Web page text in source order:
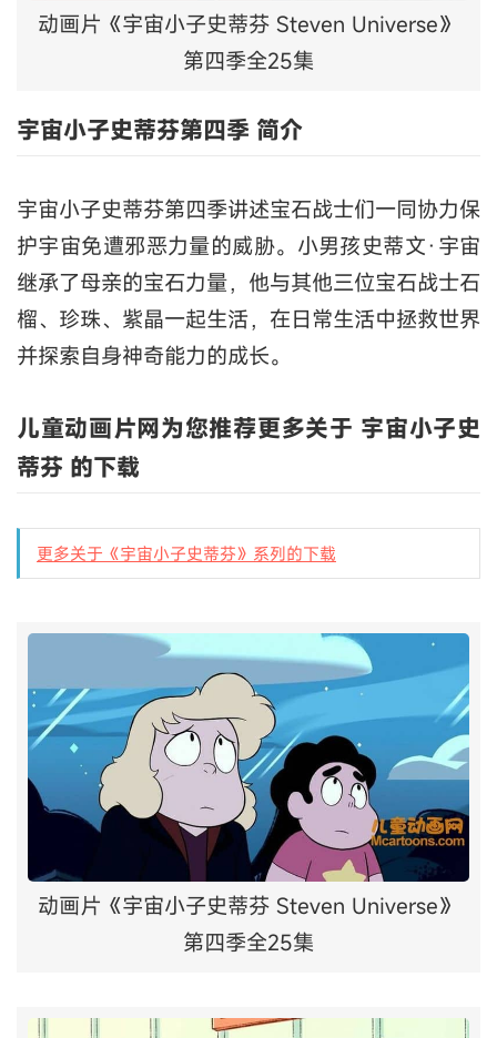
动画片《宇宙小子史蒂芬 Steven Universe》
第四季全25集
宇宙小子史蒂芬第四季 简介
宇宙小子史蒂芬第四季讲述宝石战士们一同协力保
护宇宙免遭邪恶力量的威胁。小男孩史蒂文·宇宙
继承了母亲的宝石力量，他与其他三位宝石战士石
榴、珍珠、紫晶一起生活，在日常生活中拯救世界
并探索自身神奇能力的成长。
儿童动画片网为您推荐更多关于 宇宙小子史
蒂芬 的下载
更多关于《宇宙小子史蒂芬》系列的下载
动画片《宇宙小子史蒂芬 Steven Universe》
第四季全25集